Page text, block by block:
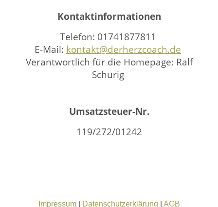
Kontaktinformationen
Telefon: 01741877811
E-Mail: kontakt@derherzcoach.de
Verantwortlich für die Homepage: Ralf
Schurig
Umsatzsteuer-Nr.
119/272/01242
Impressum| Datenschutzerklärung AGB